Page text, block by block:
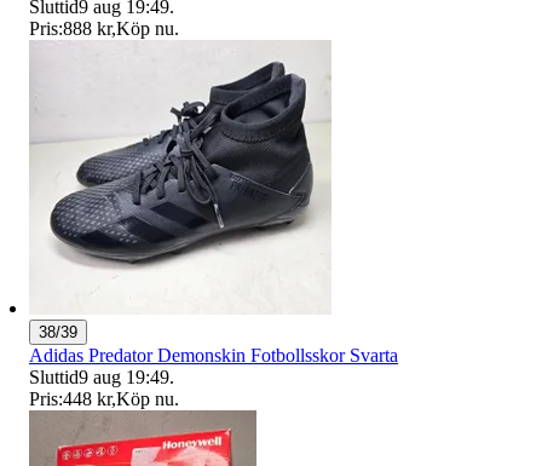
Sluttid9 aug 19:49.
Pris:888 kr,Köp nu.
38/39
Adidas Predator Demonskin Fotbollsskor Svarta
Sluttid9 aug 19:49.
Pris:448 kr,Köp nu.